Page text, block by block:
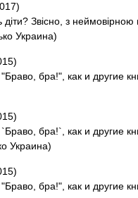
Звісно, з неймовірною
Украина)
бра!", как и другие
бра!`, как и другие
Украина)
бра!", как и другие